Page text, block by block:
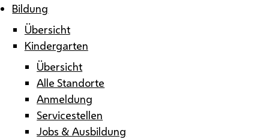
Bildung
Übersicht
Kindergarten
Übersicht
Alle Standorte
Anmeldung
Servicestellen
Jobs & Ausbildung